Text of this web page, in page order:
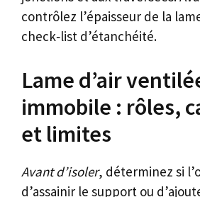
contrôlez l’épaisseur de la
check‑list d’étanchéité.
Lame d’air
immobile : rôles,
et limites
Avant d’isoler, déterminez si
d’assainir le support ou